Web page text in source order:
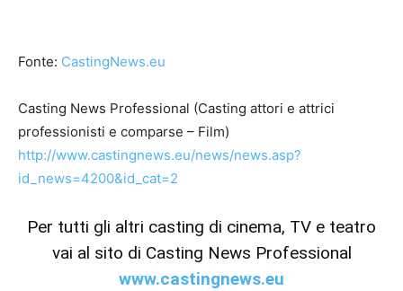
Fonte: CastingNews.eu
Casting News Professional (Casting attori e attrici
professionisti e comparse – Film)
http://www.castingnews.eu/news/news.asp?
id_news=4200&id_cat=2
Per tutti gli altri casting di cinema, TV e teatro
vai al sito di Casting News Professional
www.castingnews.eu